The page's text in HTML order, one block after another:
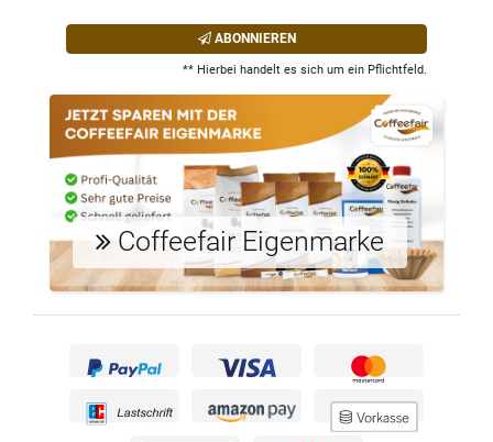
ABONNIEREN
** Hierbei handelt es sich um ein Pflichtfeld.
Coffeefair Eigenmarke